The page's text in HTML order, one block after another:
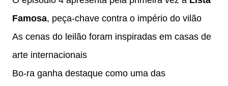
Famosa, peça-chave contra o império do vilão
As cenas do leilão foram inspiradas em casas de
arte internacionais
Bo-ra ganha destaque como uma das